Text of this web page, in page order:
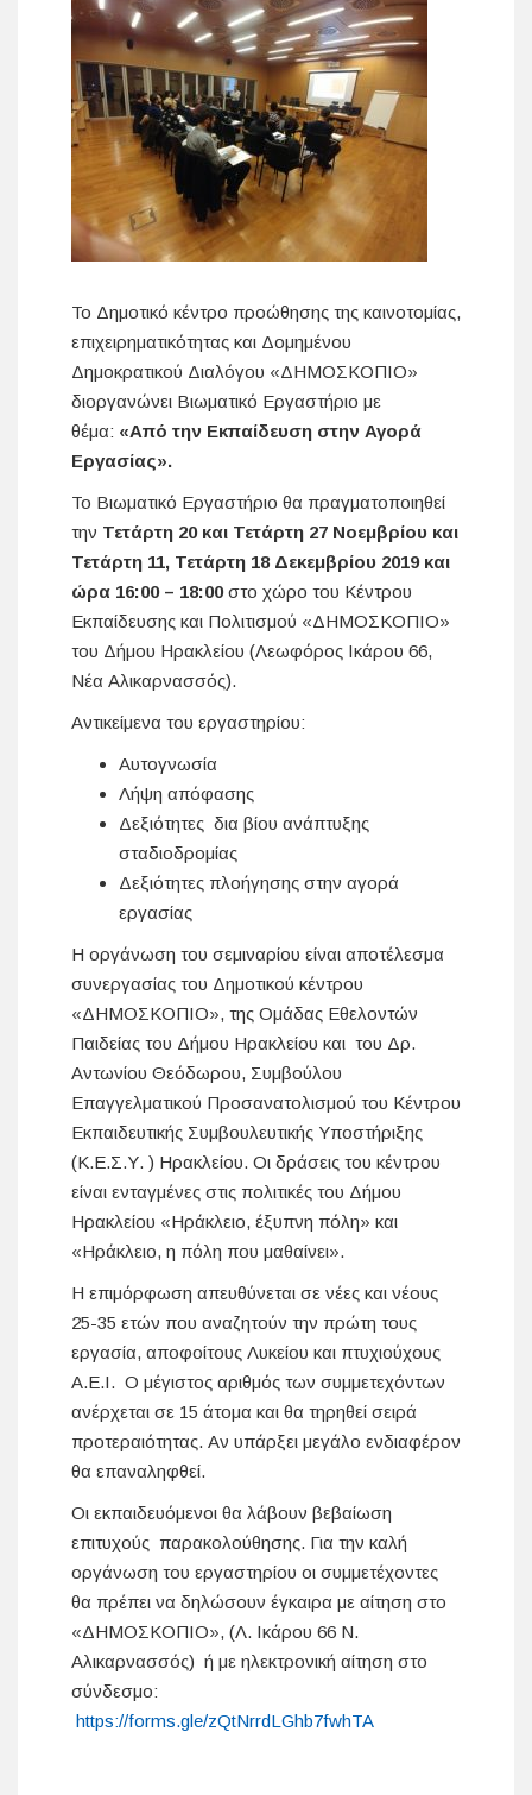
Το Δημοτικό κέντρο προώθησης της καινοτομίας,
επιχειρηματικότητας και Δομημένου
Δημοκρατικού Διαλόγου «ΔΗΜΟΣΚΟΠΙΟ»
διοργανώνει Βιωματικό Εργαστήριο με
θέμα: «Από την Εκπαίδευση στην Αγορά
Εργασίας».
Το Βιωματικό Εργαστήριο θα πραγματοποιηθεί
την Τετάρτη 20 και Τετάρτη 27 Νοεμβρίου και
Τετάρτη 11, Τετάρτη 18 Δεκεμβρίου 2019 και
ώρα 16:00 – 18:00στο χώρο του Κέντρου
Εκπαίδευσης και Πολιτισμού «ΔΗΜΟΣΚΟΠΙΟ»
του Δήμου Ηρακλείου (Λεωφόρος Ικάρου 66,
Νέα Αλικαρνασσός).
Αντικείμενα του εργαστηρίου:
Αυτογνωσία
Λήψη απόφασης
Δεξιότητες δια βίου ανάπτυξης
σταδιοδρομίας
Δεξιότητες πλοήγησης στην αγορά
εργασίας
Η οργάνωση του σεμιναρίου είναι αποτέλεσμα
συνεργασίας του Δημοτικού κέντρου
«ΔΗΜΟΣΚΟΠΙΟ», της Ομάδας Εθελοντών
Παιδείας του Δήμου Ηρακλείου και του Δρ.
Αντωνίου Θεόδωρου, Συμβούλου
Επαγγελματικού Προσανατολισμού του Κέντρου
Εκπαιδευτικής Συμβουλευτικής Υποστήριξης
(Κ.Ε.Σ.Υ. ) Ηρακλείου. Οι δράσεις του κέντρου
είναι ενταγμένες στις πολιτικές του Δήμου
Ηρακλείου «Ηράκλειο, έξυπνη πόλη» και
«Ηράκλειο, η πόλη που μαθαίνει».
Η επιμόρφωση απευθύνεται σε νέες και νέους
25-35 ετών που αναζητούν την πρώτη τους
εργασία, αποφοίτους Λυκείου και πτυχιούχους
Α.Ε.Ι. Ο μέγιστος αριθμός των συμμετεχόντων
ανέρχεται σε 15 άτομα και θα τηρηθεί σειρά
προτεραιότητας. Αν υπάρξει μεγάλο ενδιαφέρον
θα επαναληφθεί.
Οι εκπαιδευόμενοι θα λάβουν βεβαίωση
επιτυχούς παρακολούθησης. Για την καλή
οργάνωση του εργαστηρίου οι συμμετέχοντες
θα πρέπει να δηλώσουν έγκαιρα με αίτηση στο
«ΔΗΜΟΣΚΟΠΙΟ», (Λ. Ικάρου 66 Ν.
Αλικαρνασσός) ή με ηλεκτρονική αίτηση στο
σύνδεσμο:
https://forms.gle/zQtNrrdLGhb7fwhTA